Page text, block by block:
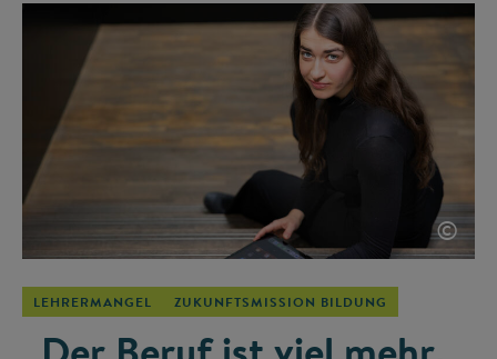
©
LEHRERMANGEL ZUKUNFTSMISSION BILDUNG